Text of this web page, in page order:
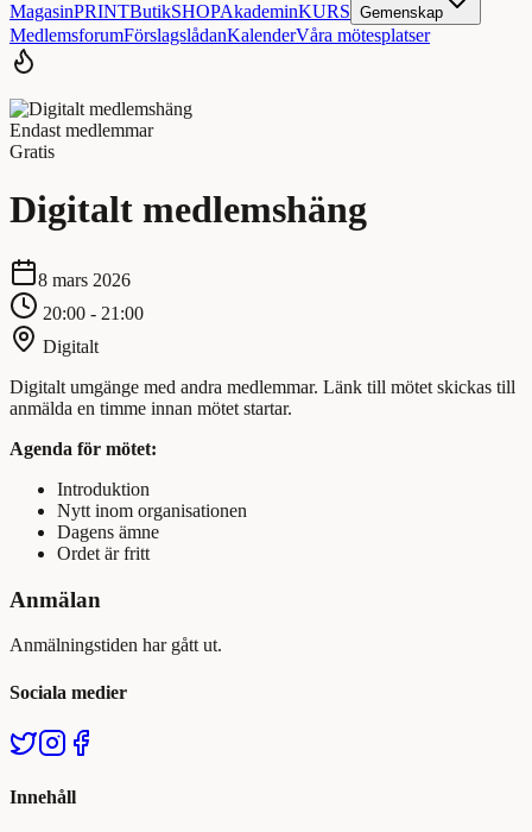
MagasinPRINTButikSHOPAkademinKURS Gemenskap
MedlemsforumFörslagslådanKalenderVåra mötesplatser
Endast medlemmar
Gratis
Digitalt medlemshäng
8 mars 2026
20:00 - 21:00
Digitalt
Digitalt umgänge med andra medlemmar. Länk till mötet skickas till
anmälda en timme innan mötet startar.
Agenda för mötet:
Introduktion
Nytt inom organisationen
Dagens ämne
Ordet är fritt
Anmälan
Anmälningstiden har gått ut.
Sociala medier
Innehåll